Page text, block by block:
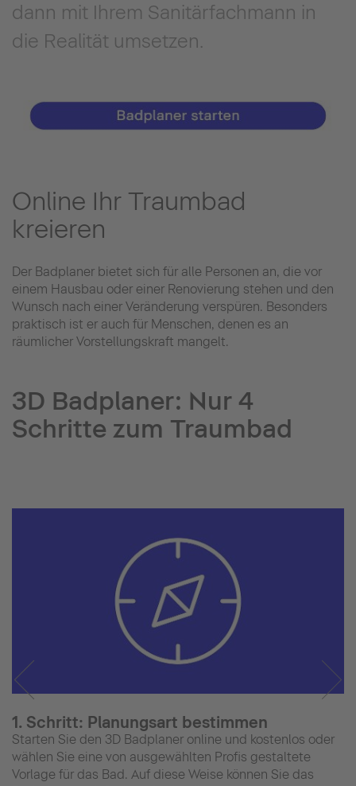
dann mit Ihrem Sanitärfachmann in
die Realität umsetzen.
Online Ihr Traumbad
kreieren
Der Badplaner bietet sich für alle Personen an, die vor
einem Hausbau oder einer Renovierung stehen und den
Wunsch nach einer Veränderung verspüren. Besonders
praktisch ist er auch für Menschen, denen es an
räumlicher Vorstellungskraft mangelt.
3D Badplaner: Nur 4
Schritte zum Traumbad
1. Schritt: Planungsart bestimmen
Starten Sie den 3D Badplaner online und kostenlos oder
wählen Sie eine von ausgewählten Profis gestaltete
Vorlage für das Bad. Auf diese Weise können Sie das